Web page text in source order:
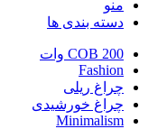
منو
دسته بندی ها
COB 200 وات
Fashion
چراغ ریلی
چراغ خورشیدی
Minimalism